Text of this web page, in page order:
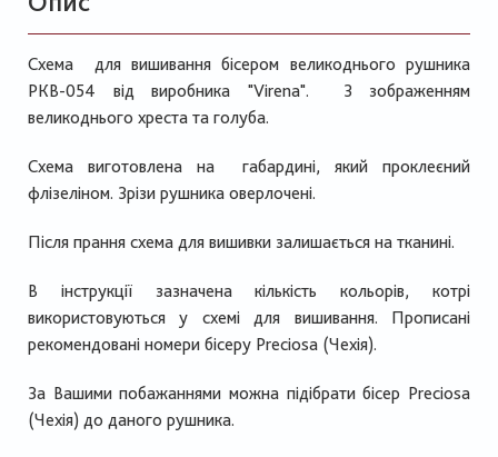
Схема для вишивання бісером великоднього рушника
РКВ-054 від виробника "Virena". З зображенням
великоднього хреста та голуба.
Схема виготовлена на габардині, який проклеєний
флізеліном. Зрізи рушника оверлочені.
Після прання схема для вишивки залишається на тканині.
В інструкції зазначена кількість кольорів, котрі
використовуються у схемі для вишивання. Прописані
рекомендовані номери бісеру Preciosa (Чехія).
За Вашими побажаннями можна підібрати бісер Preciosa
(Чехія) до даного рушника.